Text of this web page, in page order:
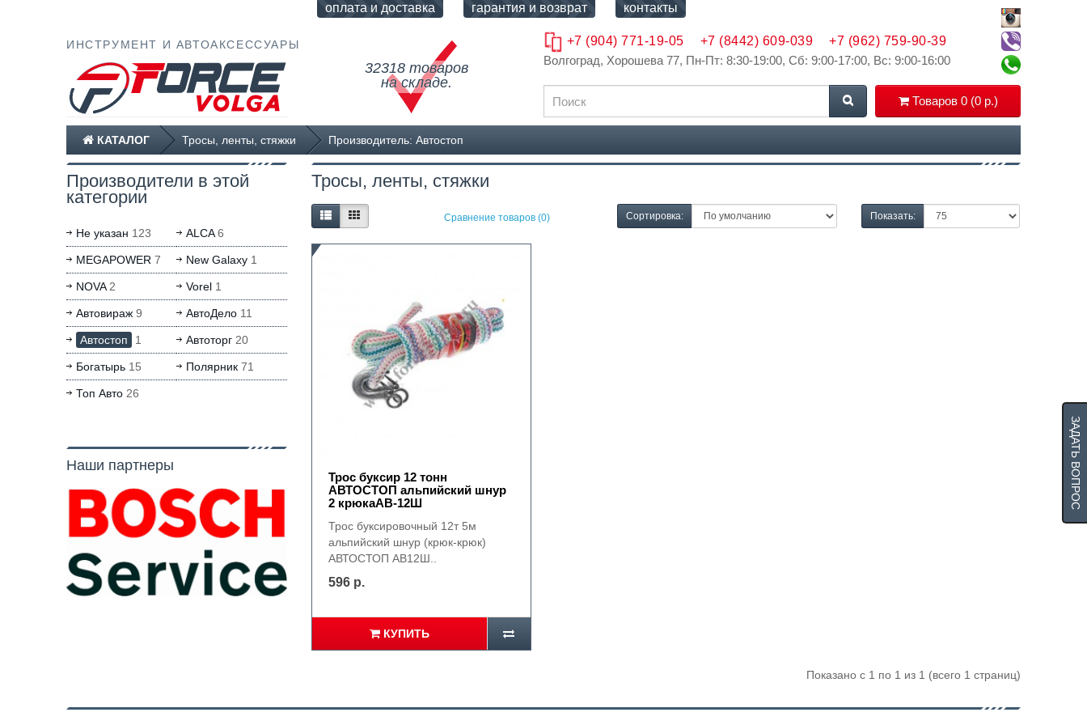
ИНСТРУМЕНТ И АВТОАКСЕССУАРЫ
оплата и доставка гарантия и возврат контакты
Волгоград, Хорошева 77, Пн-Пт: 8:30-19:00, Сб: 9:00-17:00, Вс: 9:00-16:00
Товаров 0 (0 р.)
32318 товаров
на складе.
+7 (904) 771-19-05 +7 (8442) 609-039 +7 (962) 759-90-39
КАТАЛОГ Тросы, ленты, стяжки Производитель: Автостоп
Производители в этой
категории
Не указан 123 ALCA6
MEGAPOWER 7 New Galaxy 1
NOVA2 Vorel 1
Автовираж 9 АвтоДело 11
Автостоп 1 Автоторг 20
Богатырь 15 Полярник 71
Топ Авто 26
Наши партнеры
Тросы, ленты, стяжки
Сравнение товаров (0) Сортировка: Показать:
Трос буксир 12 тонн
АВТОСТОП альпийский шнур
2 крюкаАВ-12Ш
Трос буксировочный 12т 5м
альпийский шнур (крюк-крюк)
АВТОСТОП AB12Ш..
596 р.
КУПИТЬ
Показано с 1 по 1 из 1 (всего 1 страниц)
ЗАДАТЬ ВОПРОС